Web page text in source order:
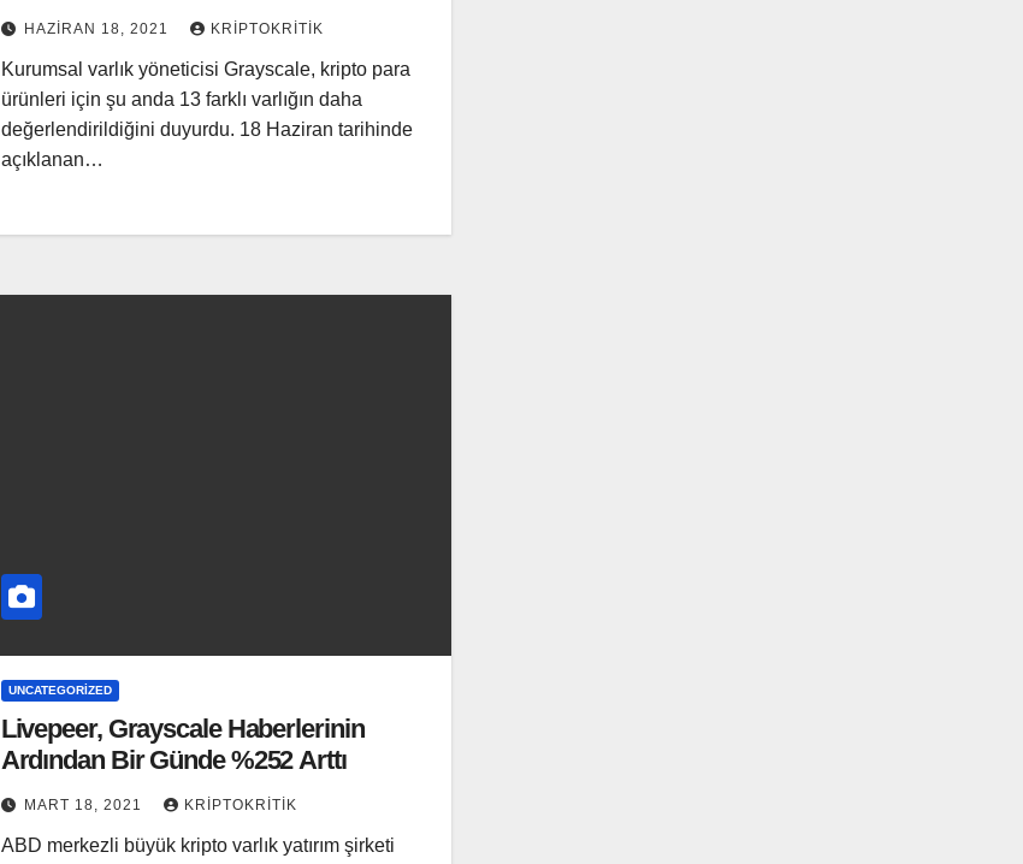
HAZIRAN 18, 2021 KRIPTOKRITIK
Kurumsal varlık yöneticisi Grayscale, kripto para
ürünleri için şu anda 13 farklı varlığın daha
değerlendirildiğini duyurdu. 18 Haziran tarihinde
açıklanan…
UNCATEGORIZED
Livepeer, Grayscale Haberlerinin
Ardından Bir Günde %252 Arttı
MART 18, 2021 KRIPTOKRITIK
ABD merkezli büyük kripto varlık yatırım şirketi